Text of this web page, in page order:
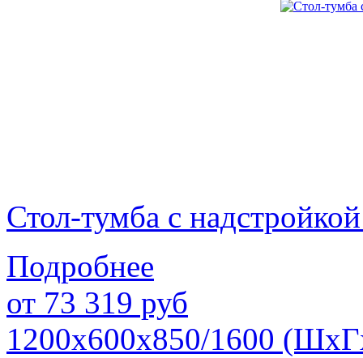
Стол-тумба с
Подробнее
от 73 319 руб
1200х600х850/1600